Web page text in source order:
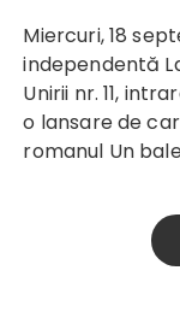
Miercuri, 18 septembrie 2024, ora 18.00, la Librăria
independentă
Unirii nr. 11,
o lansare de
romanul Un